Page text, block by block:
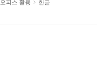
오피스 활용 한글